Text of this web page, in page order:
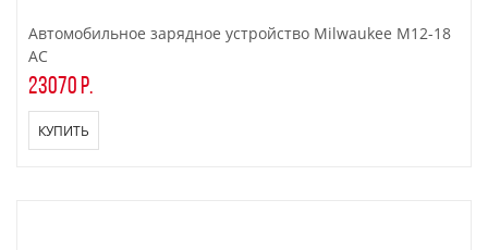
Автомобильное зарядное устройство Milwaukee M12-18
AC
23070 р.
КУПИТЬ